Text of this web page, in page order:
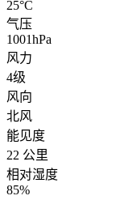
25°C
气压
1001hPa
风力
4级
风向
北风
能见度
22 公里
相对湿度
85%